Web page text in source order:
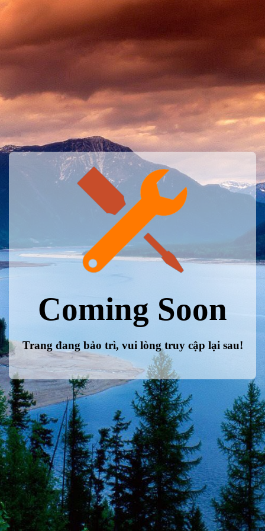
Coming Soon
Trang đang bảo trì, vui lòng truy cập lại sau!